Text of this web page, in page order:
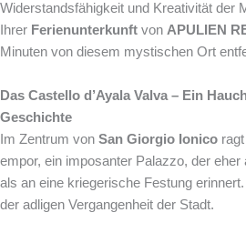
Widerstandsfähigkeit und Kreativität der
Ihrer Ferienunterkunft von APULIEN
Minuten von diesem mystischen Ort
Das Castello d’Ayala Valva – Ein
Geschichte
Im Zentrum von San Giorgio Ionico
empor, ein imposanter Palazzo, der
als an eine kriegerische Festung
der adligen Vergangenheit der Stadt.